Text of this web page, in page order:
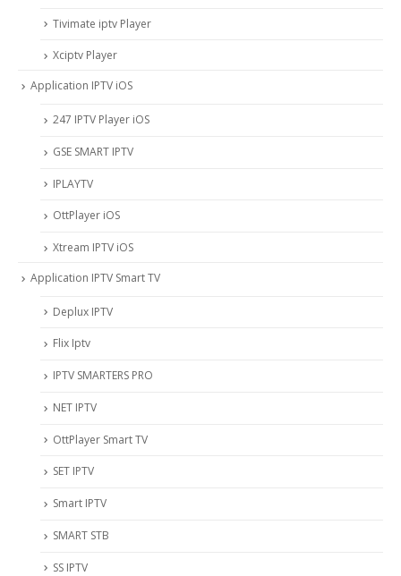
Tivimate iptv Player
Xciptv Player
Application IPTV iOS
247 IPTV Player iOS
‎GSE SMART IPTV
IPLAYTV
OttPlayer iOS
Xtream IPTV iOS
Application IPTV Smart TV
Deplux IPTV
Flix Iptv
IPTV SMARTERS PRO
NET IPTV
OttPlayer Smart TV
SET IPTV
Smart IPTV
SMART STB
SS IPTV